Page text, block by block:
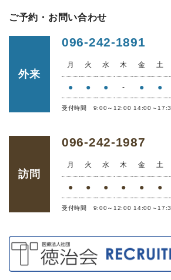
ご予約・お問い合わせ
外来
096-242-1891
月 火 水 木 金 土
● ● ● - ● ●
受付時間 9:00～12:00 14:00～
訪問
096-242-1987
月 火 水 木 金 土
● ● ● ● ● ●
受付時間 9:00～12:00 14:00～